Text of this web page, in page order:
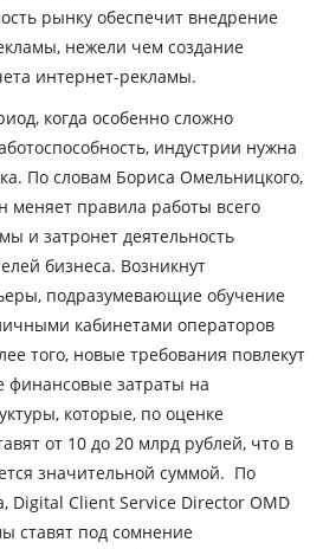
рынку обеспечит внедрение
нежели чем создание
интернет-рекламы.
когда особенно сложно
индустрии нужна
По словам Бориса Омельницкого,
меняет правила работы всего
и затронет деятельность
бизнеса. Возникнут
подразумевающие обучение
кабинетами операторов
того, новые требования повлекут
финансовые затраты на
которые, по оценке
от 10 до 20 млрд рублей, что в
значительной суммой. По
, Digital Client Service Director OMD
ставят под сомнение